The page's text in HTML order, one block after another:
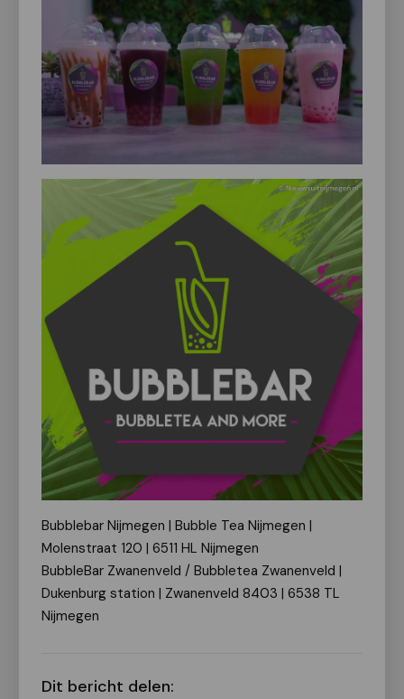
Bubblebar Nijmegen | Bubble Tea Nijmegen |
Molenstraat 120 | 6511 HL Nijmegen
BubbleBar Zwanenveld / Bubbletea Zwanenveld |
Dukenburg station | Zwanenveld 8403 | 6538 TL
Nijmegen
Dit bericht delen: